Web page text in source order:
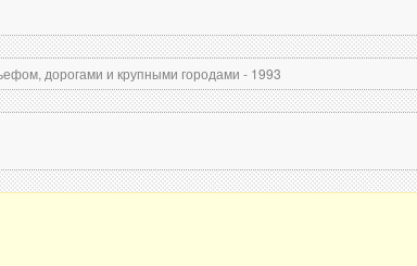
дорогами и крупными городами - 1993